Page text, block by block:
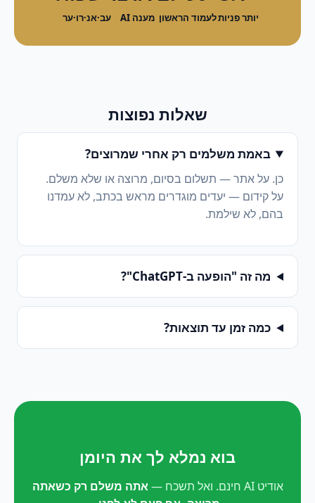
יותר פניותלעמוד הראשון מענה AI עב·אנ·רו·ער
שאלות נפוצות
באמת משלמים רק אחרי שמרוצים?
כן. על אתר — תשלום בסיום, מרוצה או שלא משלם.
על קידום — יעדים מוגדרים מראש בכתב, לא עמדנו
בהם, לא שילמת.
מה זה "הופעה ב-ChatGPT"?
כמה זמן עד תוצאות?
בוא נמלא לך את היומן
אודיט AI חינם. ואל תשכח —
אתה משלם רק כשאתה